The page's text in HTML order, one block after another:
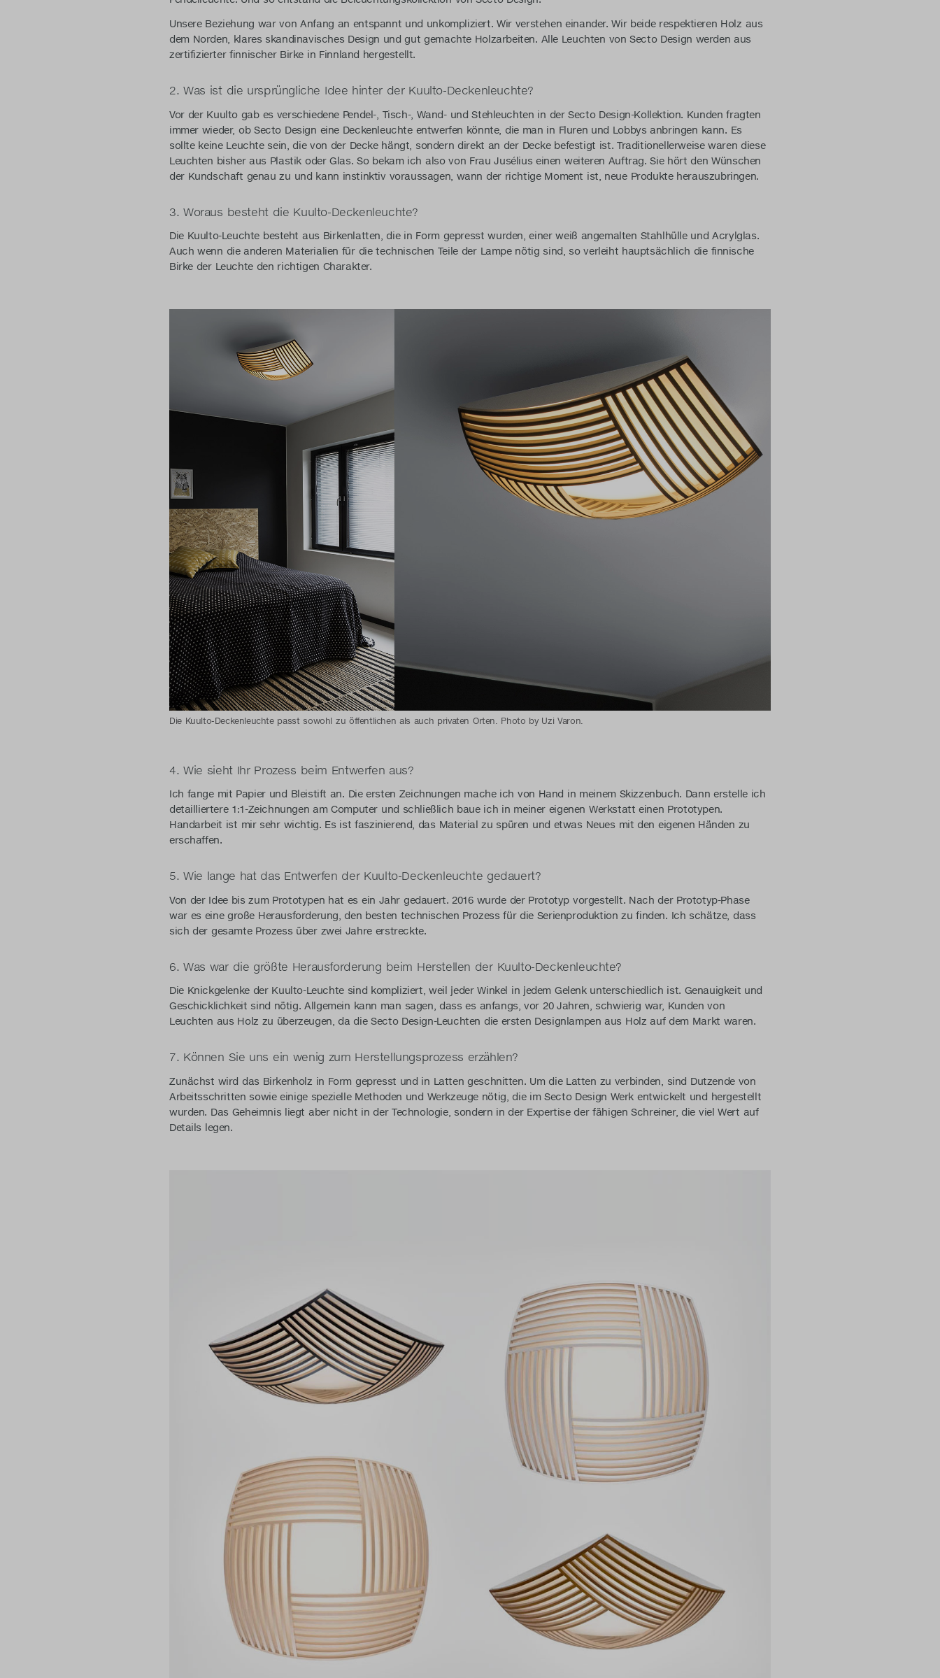
Unsere Beziehung war von Anfang an entspannt und unkompliziert. Wir verstehen einander. Wir beide respektieren Holz aus
dem Norden, klares skandinavisches Design und gut gemachte Holzarbeiten. Alle Leuchten von Secto Design werden aus
zertifizierter finnischer Birke in Finnland hergestellt.
2. Was ist die ursprüngliche Idee hinter der Kuulto-Deckenleuchte?
Vor der Kuulto gab es verschiedene Pendel-, Tisch-, Wand- und Stehleuchten in der Secto Design-Kollektion. Kunden fragten
immer wieder, ob Secto Design eine Deckenleuchte entwerfen könnte, die man in Fluren und Lobbys anbringen kann. Es
sollte keine Leuchte sein, die von der Decke hängt, sondern direkt an der Decke befestigt ist. Traditionellerweise waren diese
Leuchten bisher aus Plastik oder Glas. So bekam ich also von Frau Jusélius einen weiteren Auftrag. Sie hört den Wünschen
der Kundschaft genau zu und kann instinktiv voraussagen, wann der richtige Moment ist, neue Produkte herauszubringen.
3. Woraus besteht die Kuulto-Deckenleuchte?
Die Kuulto-Leuchte besteht aus Birkenlatten, die in Form gepresst wurden, einer weiß angemalten Stahlhülle und Acrylglas.
Auch wenn die anderen Materialien für die technischen Teile der Lampe nötig sind, so verleiht hauptsächlich die finnische
Birke der Leuchte den richtigen Charakter.
Die Kuulto-Deckenleuchte passt sowohl zu öffentlichen als auch privaten Orten. Photo by Uzi Varon.
4. Wie sieht Ihr Prozess beim Entwerfen aus?
Ich fange mit Papier und Bleistift an. Die ersten Zeichnungen mache ich von Hand in meinem Skizzenbuch. Dann erstelle ich
detailliertere 1:1-Zeichnungen am Computer und schließlich baue ich in meiner eigenen Werkstatt einen Prototypen.
Handarbeit ist mir sehr wichtig. Es ist faszinierend, das Material zu spüren und etwas Neues mit den eigenen Händen zu
erschaffen.
5. Wie lange hat das Entwerfen der Kuulto-Deckenleuchte gedauert?
Von der Idee bis zum Prototypen hat es ein Jahr gedauert. 2016 wurde der Prototyp vorgestellt. Nach der Prototyp-Phase
war es eine große Herausforderung, den besten technischen Prozess für die Serienproduktion zu finden. Ich schätze, dass
sich der gesamte Prozess über zwei Jahre erstreckte.
6. Was war die größte Herausforderung beim Herstellen der Kuulto-Deckenleuchte?
Die Knickgelenke der Kuulto-Leuchte sind kompliziert, weil jeder Winkel in jedem Gelenk unterschiedlich ist. Genauigkeit und
Geschicklichkeit sind nötig. Allgemein kann man sagen, dass es anfangs, vor 20 Jahren, schwierig war, Kunden von
Leuchten aus Holz zu überzeugen, da die Secto Design-Leuchten die ersten Designlampen aus Holz auf dem Markt waren.
7. Können Sie uns ein wenig zum Herstellungsprozess erzählen?
Zunächst wird das Birkenholz in Form gepresst und in Latten geschnitten. Um die Latten zu verbinden, sind Dutzende von
Arbeitsschritten sowie einige spezielle Methoden und Werkzeuge nötig, die im Secto Design Werk entwickelt und hergestellt
wurden. Das Geheimnis liegt aber nicht in der Technologie, sondern in der Expertise der fähigen Schreiner, die viel Wert auf
Details legen.